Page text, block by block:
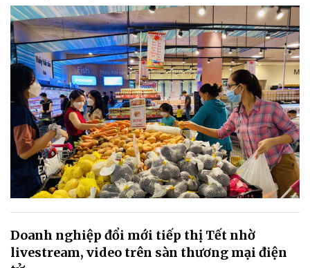
Doanh nghiệp đổi mới tiếp thị Tết nhờ
livestream, video trên sàn thương mại điện